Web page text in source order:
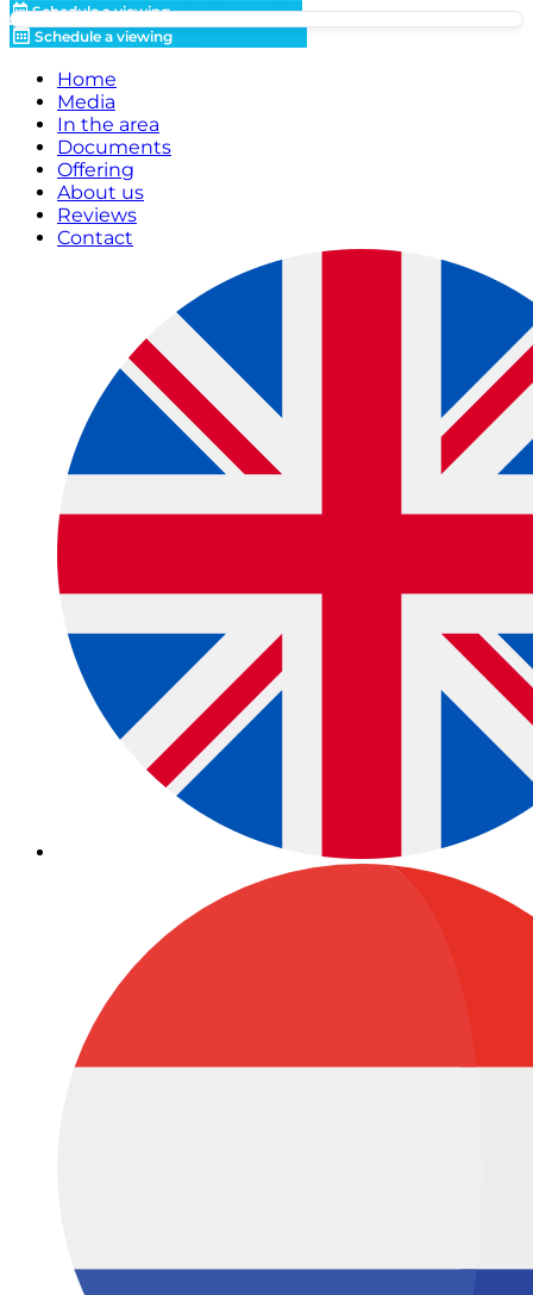
Schedule a viewing
Make an offer!
Schedule a viewing
Home
Media
In the area
Documents
Offering
About us
Reviews
Contact